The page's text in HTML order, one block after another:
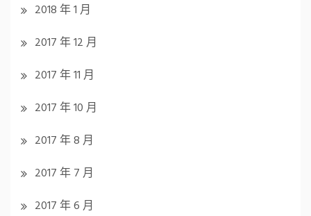
2018 年 1 月
2017 年 12 月
2017 年 11 月
2017 年 10 月
2017 年 8 月
2017 年 7 月
2017 年 6 月